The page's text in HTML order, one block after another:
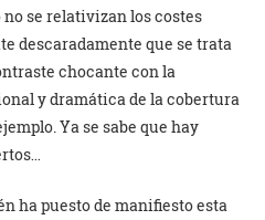
se relativizan los costes
descaradamente que se trata
chocante con la
y dramática de la cobertura
Ya se sabe que hay
ha puesto de manifiesto esta